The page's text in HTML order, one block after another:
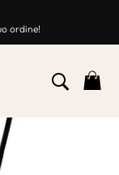
ordine!